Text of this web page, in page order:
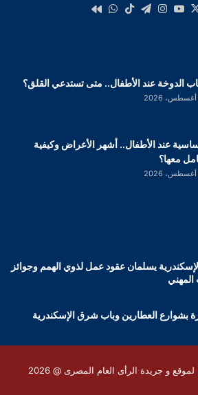
‫X
‫YouTube
انستقرام
تيلقرام‫TikTokواتساب
الدوخة عند الأطفال.. متى تستدعي القلق؟
عند الأطفال.. أشهر الأعراض وكيفية
معها؟
يسلمان عقود عمل لذوي الهمم وجوائز
بشوارع العطارين وباب شرق الإسكندرية
و جريدة الرأى العام المصرى @ 2026